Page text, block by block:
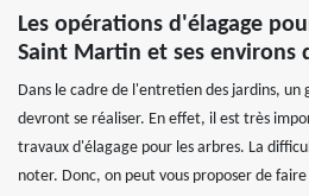
Les opérations d'élagage
Saint Martin et ses environs
Dans le cadre de l'entretien des jardins,
devront se réaliser. En effet, il est très
travaux d'élagage pour les arbres. La
noter. Donc, on peut vous proposer de